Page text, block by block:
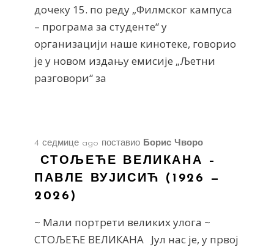
дочеку 15. по реду „Филмског кампуса
– програма за студенте“ у
организацији наше кинотеке, говорио
је у новом издању емисије „Љетни
разговори“ за
4 седмице ago поставио Борис Чворо
СТОЉЕЋЕ ВЕЛИКАНА –
ПАВЛЕ ВУЈИСИЋ (1926 —
2026)
~ Мали портрети великих улога ~
СТОЉЕЋЕ ВЕЛИКАНА Јул нас је, у првој